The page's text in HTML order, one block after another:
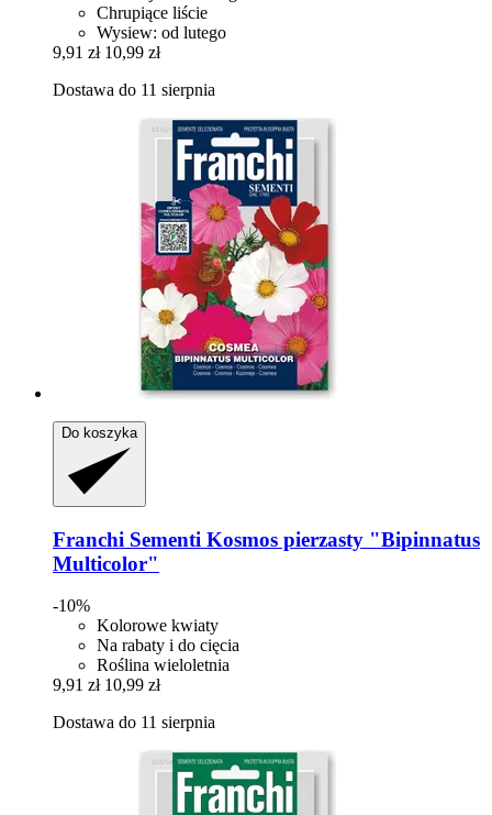
Chrupiące liście
Wysiew: od lutego
9,91 zł 10,99 zł
Dostawa do 11 sierpnia
Do koszyka
Franchi Sementi Kosmos pierzasty "Bipinnatus
Multicolor"
-10%
Kolorowe kwiaty
Na rabaty i do cięcia
Roślina wieloletnia
9,91 zł 10,99 zł
Dostawa do 11 sierpnia